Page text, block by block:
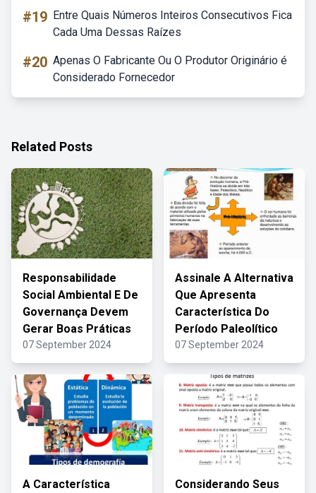
#19 Entre Quais Números Inteiros Consecutivos Fica
Cada Uma Dessas Raízes
#20 Apenas O Fabricante Ou O Produtor Originário é
Considerado Fornecedor
Related Posts
Responsabilidade
Social Ambiental E De
Governança Devem
Gerar Boas Práticas
07 September 2024
Assinale A Alternativa
Que Apresenta
Característica Do
Período Paleolítico
07 September 2024
A Característica Considerando Seus